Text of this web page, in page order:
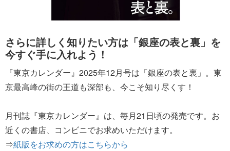
さらに詳しく知りたい方は「銀座の表と裏」を
今すぐ手に入れよう！
『東京カレンダー』2025年12月号は「銀座の表と裏」。東
京最高峰の街の王道も深部も、今こそ知り尽くす！
月刊誌『東京カレンダー』は、毎月21日頃の発売です。お
近くの書店、コンビニでお求めいただけます。
⇒紙版をお求めの方はこちらから